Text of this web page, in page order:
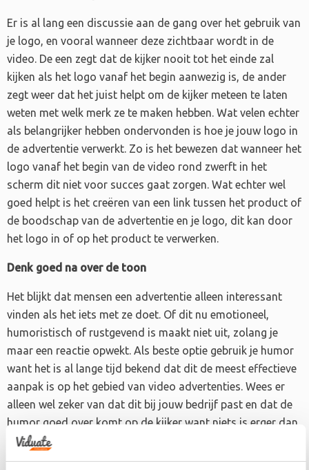
Er is al lang een discussie aan de gang over het gebruik van
je logo, en vooral wanneer deze zichtbaar wordt in de
video. De een zegt dat de kijker nooit tot het einde zal
kijken als het logo vanaf het begin aanwezig is, de ander
zegt weer dat het juist helpt om de kijker meteen te laten
weten met welk merk ze te maken hebben. Wat velen echter
als belangrijker hebben ondervonden is hoe je jouw logo in
de advertentie verwerkt. Zo is het bewezen dat wanneer het
logo vanaf het begin van de video rond zwerft in het
scherm dit niet voor succes gaat zorgen. Wat echter wel
goed helpt is het creëren van een link tussen het product of
de boodschap van de advertentie en je logo, dit kan door
het logo in of op het product te verwerken.
Denk goed na over de toon
Het blijkt dat mensen een advertentie alleen interessant
vinden als het iets met ze doet. Of dit nu emotioneel,
humoristisch of rustgevend is maakt niet uit, zolang je
maar een reactie opwekt. Als beste optie gebruik je humor
want het is al lange tijd bekend dat dit de meest effectieve
aanpak is op het gebied van video advertenties. Wees er
alleen wel zeker van dat dit bij jouw bedrijf past en dat de
humor goed over komt op de kijker want niets is erger dan
een grap gevolgd door een ongemakkelijke stilte, zelfs
achter de computer.